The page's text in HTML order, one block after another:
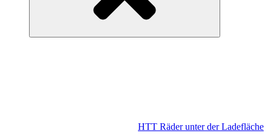
HTT Räder unter der Ladefläche